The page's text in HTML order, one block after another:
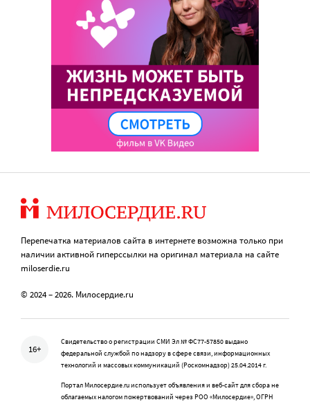
Перепечатка материалов сайта в интернете возможна только при
наличии активной гиперссылки на оригинал материала на сайте
miloserdie.ru
© 2024 – 2026. Милосердие.ru
16+
Свидетельство о регистрации СМИ Эл № ФС77-57850 выдано
федеральной службой по надзору в сфере связи, информационных
технологий и массовых коммуникаций (Роскомнадзор) 25.04.2014 г.
Портал Милосердие.ru использует объявления и веб-сайт для сбора не
облагаемых налогом пожертвований через РОО «Милосердие», ОГРН